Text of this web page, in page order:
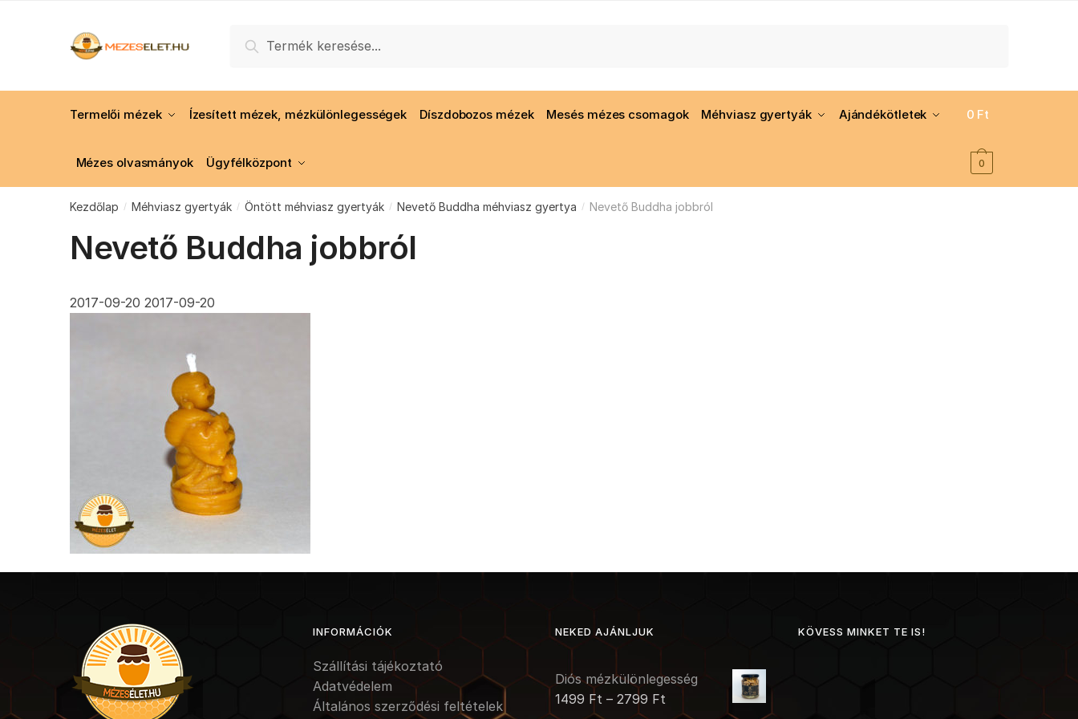
Keresés
Termelői mézek Ízesített mézek, mézkülönlegességek Díszdobozos mézek Mesés mézes csomagok Méhviasz gyertyák Ajándékötletek
Mézes olvasmányok Ügyfélközpont
0 Ft
0
Kezdőlap / Méhviasz gyertyák / Öntött méhviasz gyertyák / Nevető Buddha méhviasz gyertya / Nevető Buddha jobbról
Nevető Buddha jobbról
2017-09-20 2017-09-20
INFORMÁCIÓK
Szállítási tájékoztató
Adatvédelem
Általános szerződési feltételek
NEKED AJÁNLJUK
Diós mézkülönlegesség
1499 Ft – 2799 Ft
KÖVESS MINKET TE IS!